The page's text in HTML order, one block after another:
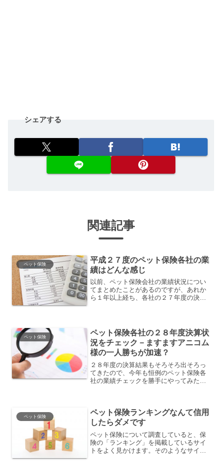
シェアする
関連記事
ペット保険
平成２７度のペット保険各社の業
績はどんな感じ
以前、ペット保険会社の業績状況につい
てまとめたことがあるのですが、あれか
ら１年以上経ち、各社の２７年度の決算
で競争が激化－生き残る...
ペット保険
ペット保険各社の２８年度決算状
況をチェック－ますますアニコム
様の一人勝ちが加速？
２８年度の決算結果もそろそろ出そろっ
てきたので、今年も恒例のペット保険各
社の業績チェックを勝手にやってみたい
加、食べ物・遊び道具など飼...
ペット保険
ペット保険ランキングなんて信用
したらダメです
ペット保険について調査していると、保
険の「ランキング」を掲載しているサイ
トをよく見かけます。そのようなサイト